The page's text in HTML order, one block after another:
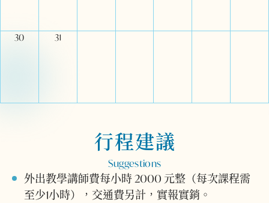
30 31
行程建議
Suggestions
外出教學講師費每小時 2000 元整（每次課程需
至少1小時），交通費另計，實報實銷。